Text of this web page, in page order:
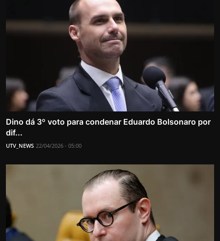
Dino dá 3º voto para condenar Eduardo Bolsonaro por
dif...
UTV_NEWS 22/04/2026 - 05:00